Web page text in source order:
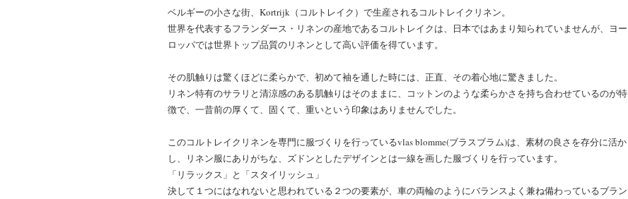
ベルギーの小さな街、Kortrijk（コルトレイク）で生産されるコルトレイクリネン。
世界を代表するフランダース・リネンの産地であるコルトレイクは、日本ではあまり知られていませんが、ヨー
ロッパでは世界トップ品質のリネンとして高い評価を得ています。
その肌触りは驚くほどに柔らかで、初めて袖を通した時には、正直、その着心地に驚きました。
リネン特有のサラリと清涼感のある肌触りはそのままに、コットンのような柔らかさを持ち合わせているのが特
徴で、一昔前の厚くて、固くて、重いという印象はありませんでした。
このコルトレイクリネンを専門に服づくりを行っているvlas blomme(ブラスブラム)は、素材の良さを存分に活か
し、リネン服にありがちな、ズドンとしたデザインとは一線を画した服づくりを行っています。
「リラックス」と「スタイリッシュ」
決して１つにはなれないと思われている２つの要素が、車の両輪のようにバランスよく兼ね備わっているブラン